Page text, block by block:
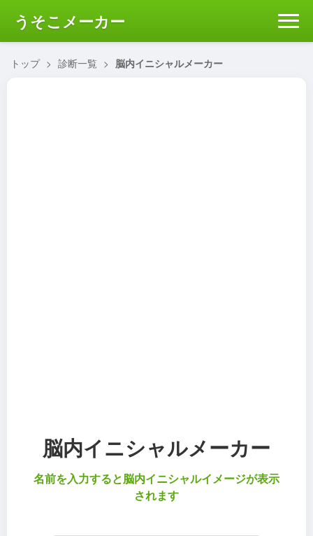
うそこメーカー
トップ > 診断一覧 > 脳内イニシャルメーカー
脳内イニシャルメーカー
名前を入力すると脳内イニシャルイメージが表示
されます